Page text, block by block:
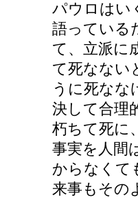
パウロはい
語っている
て、立派に
て死なない
うに死なな
決して合理
朽ちて死に
事実を人間
からなくて
来事もその